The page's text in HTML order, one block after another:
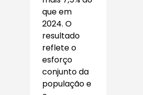
que em
2024. O
resultado
reflete o
esforço
conjunto da
população e